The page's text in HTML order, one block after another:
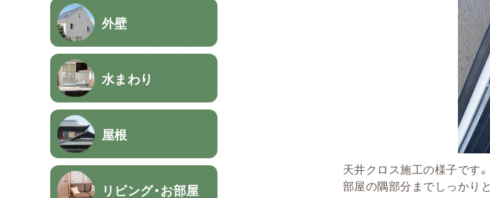
外壁
水まわり
屋根
リビング・お部屋
天井クロス施工の様子です。
部屋の隅部分までしっかり